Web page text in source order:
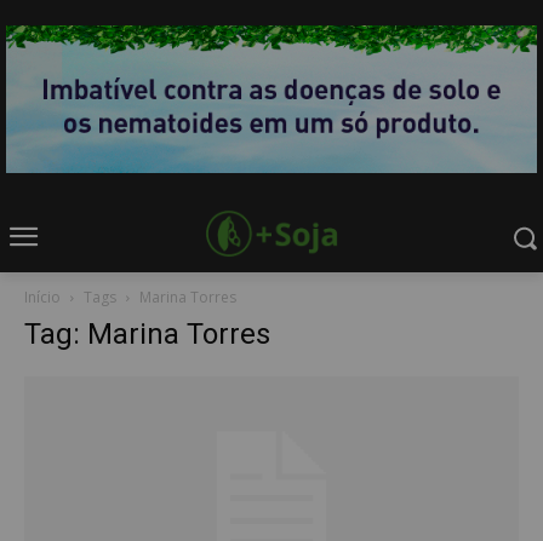
Início Tags Marina Torres
Tag: Marina Torres